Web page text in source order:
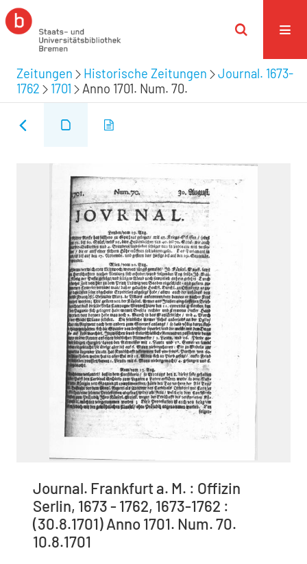
Zeitungen Historische Zeitungen
Journal. 1673-
1762
1701 Anno 1701. Num. 70.
Journal. Frankfurt a. M. : Offizin
Serlin, 1673 - 1762, 1673-1762 :
(30.8.1701) Anno 1701. Num. 70.
10.8.1701